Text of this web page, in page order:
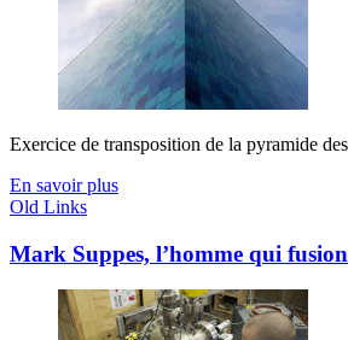
Exercice de transposition de la pyramide
En savoir plus
Old Links
Mark Suppes, l’homme qui